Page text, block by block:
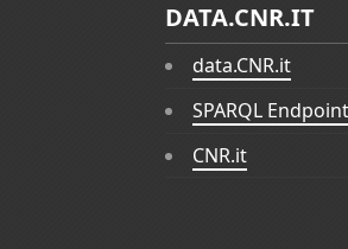
DATA.CNR.IT
data.CNR.it
SPARQL Endpoint
CNR.it